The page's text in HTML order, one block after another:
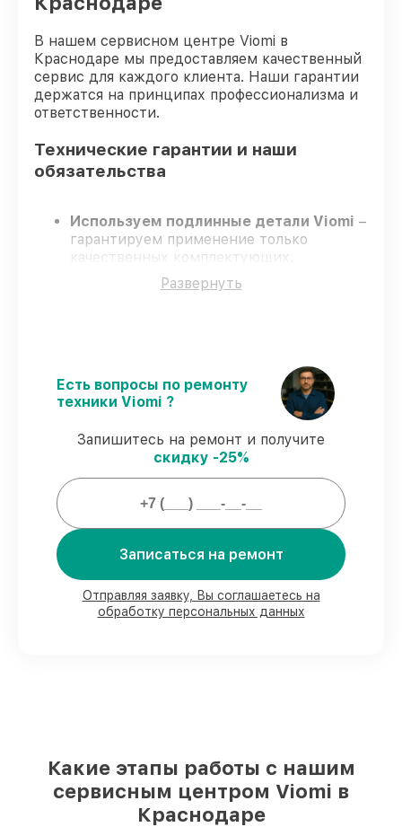
В нашем сервисном центре Viomi в
Краснодаре мы предоставляем качественный
сервис для каждого клиента. Наши гарантии
держатся на принципах профессионализма и
ответственности.
Технические гарантии и наши
обязательства
Используем подлинные детали Viomi –
гарантируем применение только
качественных комплектующих.
Квалифицированные инженеры
проходят постоянное обучение, что
ремонт робота-пылесоса Viomi Robot
Vacuum Cleaner S9 строго по
договоренности.
– все работы и
запчасти защищены сервисной
Мы гарантируем:
ремонтов проводим в вашем
присутствии
90%комплектующих Viomi есть в
наличии в мастерской или на складе в
Развернуть
Есть вопросы по ремонту
техники Viomi ?
Запишитесь на ремонт и получите
скидку -25%
Записаться на ремонт
Отправляя заявку, Вы соглашаетесь на
обработку персональных данных
Какие этапы работы с нашим
сервисным центром Viomi в
Краснодаре